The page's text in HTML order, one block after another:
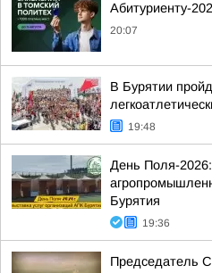
Абитуриенту-
20:07
В Бурятии
19:48
День Поля-2026:
Бурятия
19:36
Председатель